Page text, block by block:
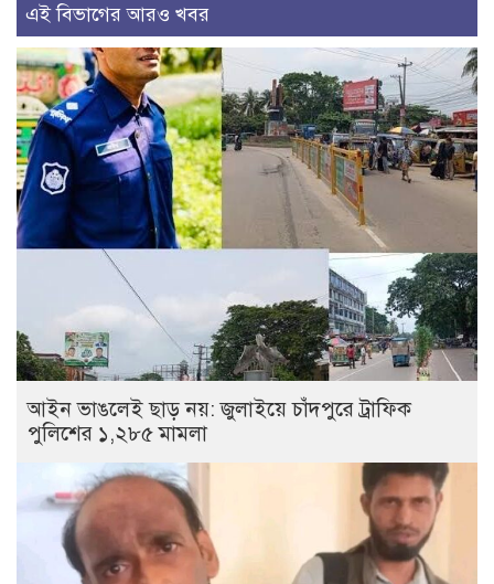
এই বিভাগের আরও খবর
আইন ভাঙলেই ছাড় নয়: জুলাইয়ে চাঁদপুরে ট্রাফিক
পুলিশের ১,২৮৫ মামলা